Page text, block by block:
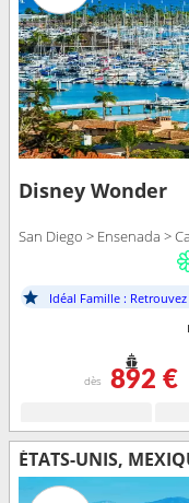
Disney Wonder
San Diego > Ensenada >
Idéal Famille :
dès 892 €
ÉTATS-UNIS,